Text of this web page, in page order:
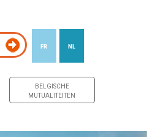
FR NL
BELGISCHE
MUTUALITEITEN